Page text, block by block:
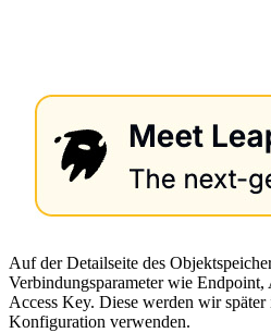
Auf der Detailseite des
Verbindungsparameter wie
Access Key. Diese werden wir
Konfiguration verwenden.